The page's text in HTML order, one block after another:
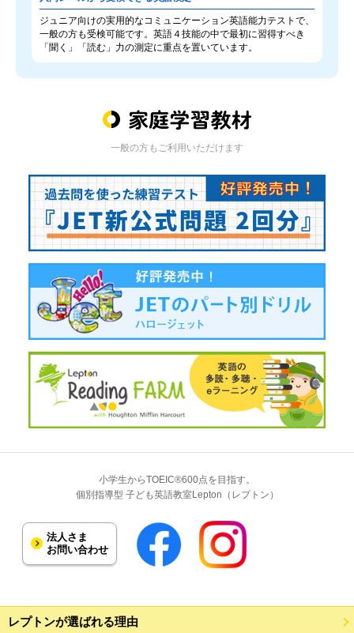
ジュニア向けの実用的なコミュニケーション英語能力テストで、
一般の方も受検可能です。英語４技能の中で最初に習得すべき
「聞く」「読む」力の測定に重点を置いています。
一般の方もご利用いただけます
小学生からTOEIC®600点を目指す。
個別指導型 子ども英語教室Lepton（レプトン）
法人さま
お問い合わせ
レプトンが選ばれる理由